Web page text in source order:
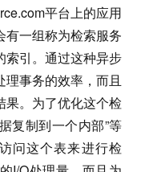
平台上的应用
有一组称为检索服务
索引。通过这种异步
事务的效率，而且
果。为了优化这个检
复制到一个内部”等
问这个表来进行检